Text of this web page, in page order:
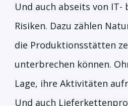
Und auch abseits von
Risiken. Dazu zählen
die Produktionsstätten
unterbrechen können.
Lage, ihre Aktivitäten
Und auch